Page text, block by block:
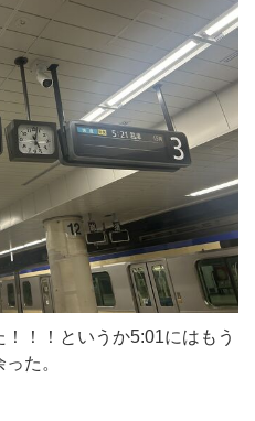
！！というか5:01にはもう
た。